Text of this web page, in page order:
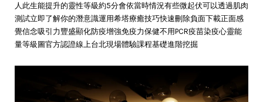
人此生能提升的靈性等級約5分會依當時情況有些微起伏可以透過肌肉
測試立即了解你的潛意識運用希塔療癒技巧快速刪除負面下載正面感
覺信念吸引力豐盛顯化防疫增強免疫力保健不用PCR疫苗染疫心靈能
量等級圖官方認證線上台北現場體驗課程基礎進階挖掘